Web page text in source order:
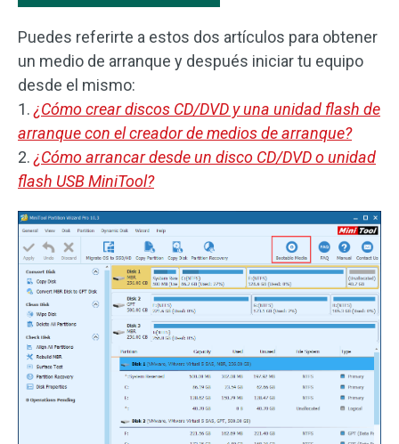
Puedes referirte a estos dos artículos para obtener
un medio de arranque y después iniciar tu equipo
desde el mismo:
1. ¿Cómo crear discos CD/DVD y una unidad flash de
arranque con el creador de medios de arranque?
2. ¿Cómo arrancar desde un disco CD/DVD o unidad
flash USB MiniTool?